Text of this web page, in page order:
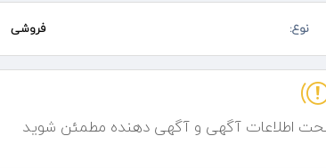
مملو از شگفتی هیجان و آموزش است. این محصول فرصتی
خانوادگی، تفنگ و مسلسل حباب ساز آماده است تا لحظات شما را
نوع: فروشی
صحت اطلاعات آگهی و آگهی دهنده مطمئن شوید